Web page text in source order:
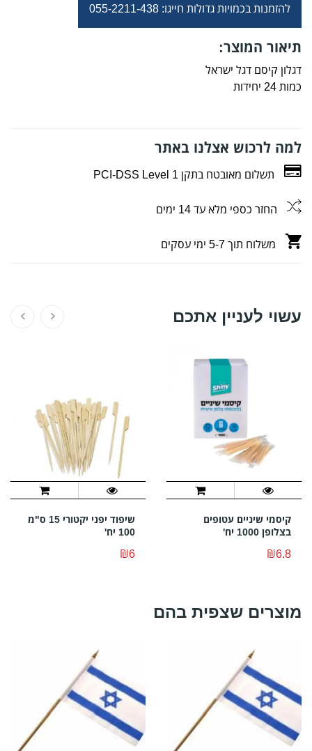
להזמנות בכמויות גדולות חייגו: 055-2211-438
תיאור המוצר:
דגלון קיסם דגל ישראל
כמות 24 יחידות
למה לרכוש אצלנו באתר
תשלום מאובטח בתקן PCI-DSS Level 1
החזר כספי מלא עד 14 ימים
משלוח תוך 5-7 ימי עסקים
עשוי לעניין אתכם
קיסמי שיניים עטופים
בצלופן 1000 יח'
₪6.8
שיפוד יפני יקטורי 15 ס"מ
100 יח'
₪6
מוצרים שצפית בהם